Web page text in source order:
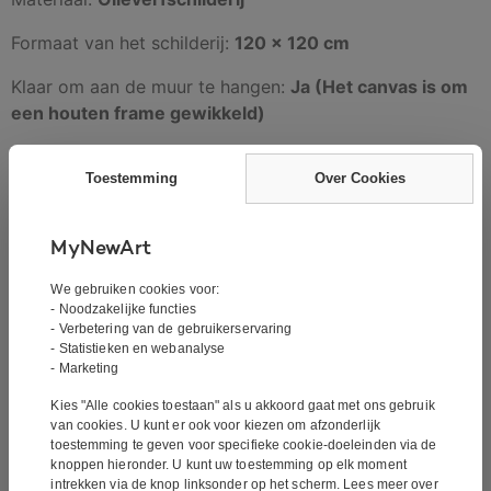
Formaat van het schilderij: 120 x 120 cm
Klaar om aan de muur te hangen: Ja (Het canvas is om
een houten frame gewikkeld)
Bezorging is gratis en het schilderij wordt bij u thuis
GLS. Het schilderij wordt binnen 2-4 werkdagen
geleverd. Alle schilderijen worden met track en trace
code verzonden en zijn verzekerd.
Het schilderij is een handgeschilderd olieverfschilderij.
Het is geen print of iets dergelijks, maar is met de hand
Toestemming Over Cookies
MyNewArt
We gebruiken cookies voor:
- Noodzakelijke functies
- Verbetering van de gebruikerservaring
- Statistieken en webanalyse
- Marketing
Kies "Alle cookies toestaan" als u akkoord gaat met ons gebruik
van cookies. U kunt er ook voor kiezen om afzonderlijk
toestemming te geven voor specifieke cookie-doeleinden via de
knoppen hieronder. U kunt uw toestemming op elk moment
intrekken via de knop linksonder op het scherm. Lees meer over